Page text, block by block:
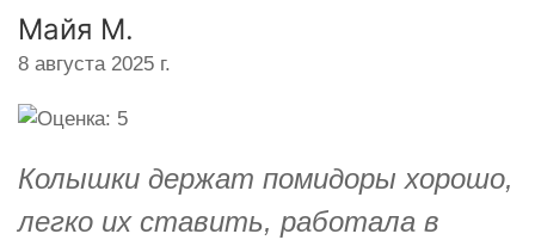
Майя М.
8 августа 2025 г.
Колышки держат помидоры хорошо,
легко их ставить, работала в